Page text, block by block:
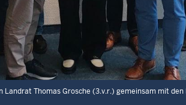
Thomas Grosche (3.v.r.) gemeinsam mit